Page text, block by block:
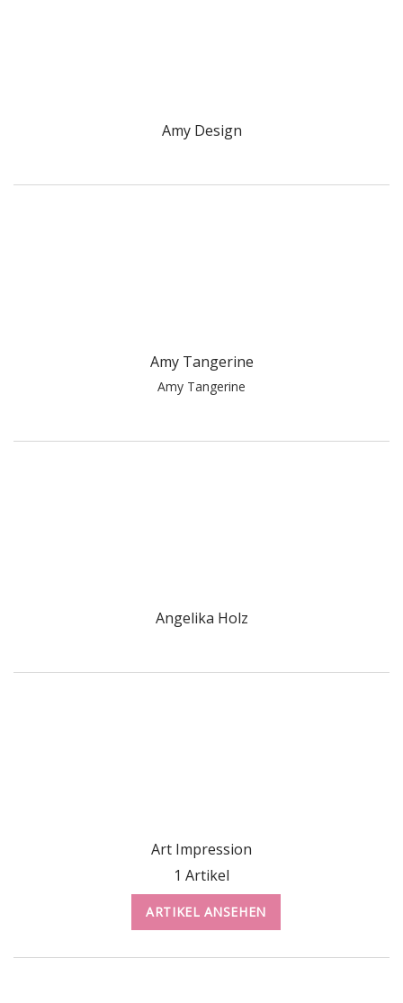
Amy Design
Amy Tangerine
Amy Tangerine
Angelika Holz
Art Impression
1 Artikel
ARTIKEL ANSEHEN